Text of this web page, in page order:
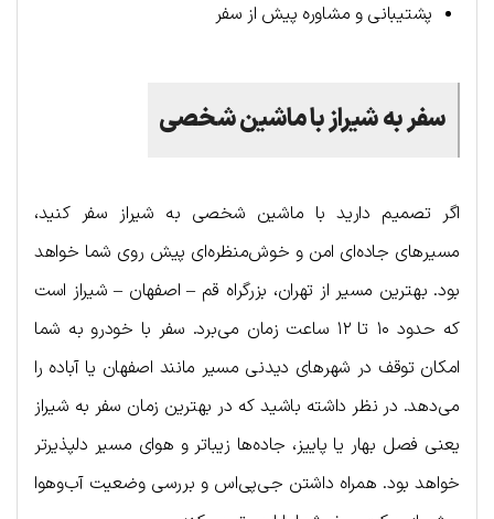
پشتیبانی و مشاوره پیش از سفر
سفر به شیراز با ماشین شخصی
اگر تصمیم دارید با ماشین شخصی به شیراز سفر کنید،
مسیرهای جاده‌ای امن و خوش‌منظره‌ای پیش روی شما خواهد
بود. بهترین مسیر از تهران، بزرگراه قم – اصفهان – شیراز است
که حدود ۱۰ تا ۱۲ ساعت زمان می‌برد. سفر با خودرو به شما
امکان توقف در شهرهای دیدنی مسیر مانند اصفهان یا آباده را
می‌دهد. در نظر داشته باشید که در بهترین زمان سفر به شیراز
یعنی فصل بهار یا پاییز، جاده‌ها زیباتر و هوای مسیر دلپذیرتر
خواهد بود. همراه داشتن جی‌پی‌اس و بررسی وضعیت آب‌وهوا